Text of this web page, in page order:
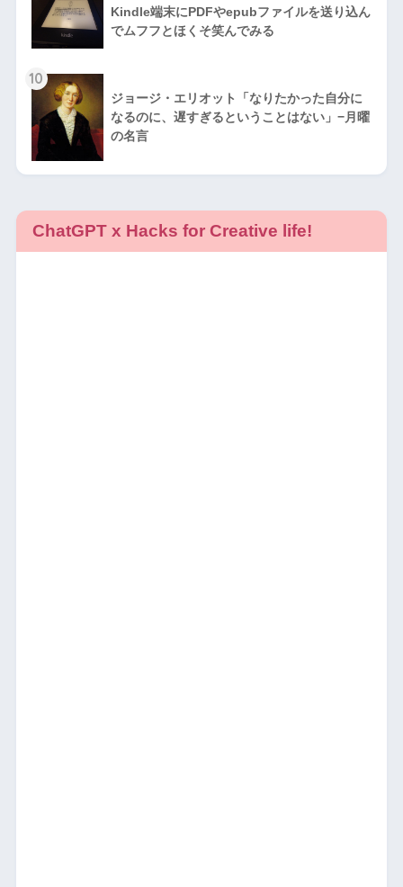
Kindle端末にPDFやepubファイルを送り込ん
でムフフとほくそ笑んでみる
10
ジョージ・エリオット「なりたかった自分に
なるのに、遅すぎるということはない」−月曜
の名言
ChatGPT x Hacks for Creative life!